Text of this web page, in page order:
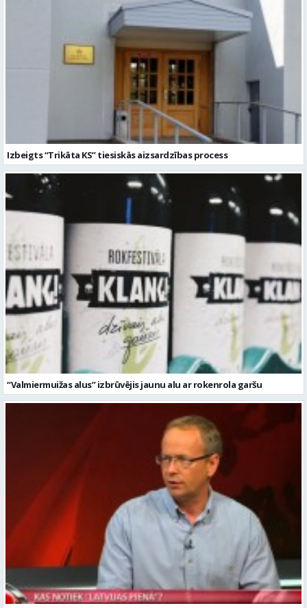
Izbeigts “Trikāta KS” tiesiskās aizsardzības process
“Valmiermuižas alus” izbrūvējis jaunu alu ar rokenrola garšu